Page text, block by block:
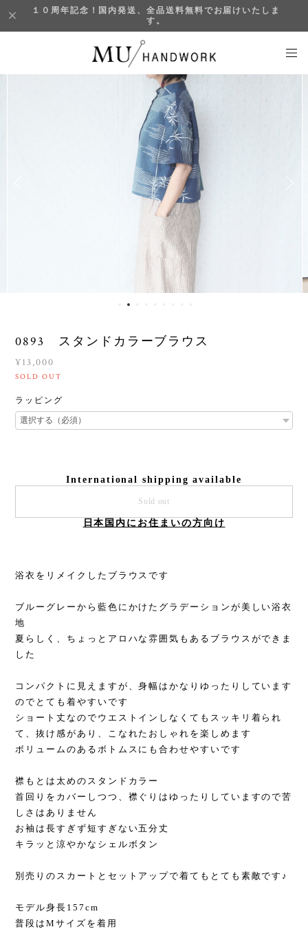
１０周年記念！国内発送、全品送料無料でお届けいたしま
す。
0893 スタンドカラーブラウス
¥13,000
SOLD OUT
ラッピング
International shipping available
Sold out
日本国内にお住まいの方向け
浴衣をリメイクしたブラウスです
ブルーグレーから藍色にかけたグラデーションが美しい浴衣
地
夏らしく、ちょっとアロハな雰囲気もあるブラウスができま
した
コンパクトに見えますが、身幅はかなりゆったりしています
のでとても着やすいです
ショート丈なのでウエストインしなくてもスッキリ着られ
て、抜け感があり、こなれたおしゃれを楽しめます
ボリュームのあるボトムスにも合わせやすいです
襟もとは太めのスタンドカラー
首回りをカバーしつつ、襟ぐりはゆったりしていますので苦
しさはありません
お袖は長すぎず短すぎない五分丈
キラッと涼やかなシェルボタン
別売りのスカートとセットアップで着てもとても素敵です♪
モデル身長157cm
普段はMサイズを着用